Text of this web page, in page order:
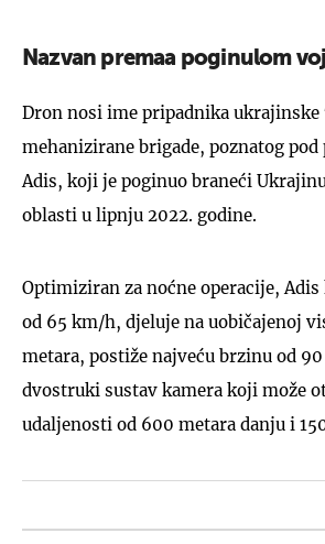
Nazvan premaa poginulom
Dron nosi ime pripadnika ukrajinske
mehanizirane brigade, poznatog
Adis, koji je poginuo braneći
oblasti u lipnju 2022. godine.
Optimiziran za noćne operacije,
od 65 km/h, djeluje na uobičajenoj
metara, postiže najveću brzinu od
dvostruki sustav kamera koji može
udaljenosti od 600 metara danju i